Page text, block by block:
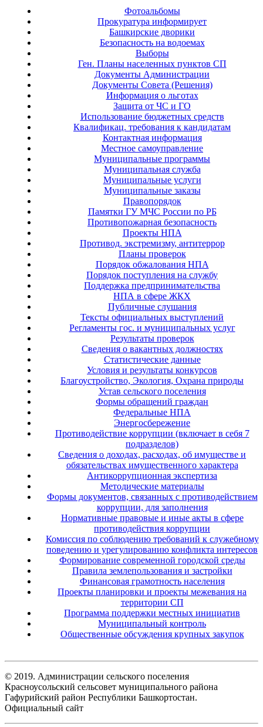
Фотоальбомы
Прокуратура информирует
Башкирские дворики
Безопасность на водоемах
Выборы
Ген. Планы населенных пунктов СП
Документы Администрации
Документы Совета (Решения)
Информация о льготах
Защита от ЧС и ГО
Использование бюджетных средств
Квалификац. требования к кандидатам
Контактная информация
Местное самоуправление
Муниципальные программы
Муниципальная служба
Муниципальные услуги
Муниципальные заказы
Правопорядок
Памятки ГУ МЧС России по РБ
Противопожарная безопасность
Проекты НПА
Противод. экстремизму, антитеррор
Планы проверок
Порядок обжалования НПА
Порядок поступления на службу
Поддержка предпринимательства
НПА в сфере ЖКХ
Публичные слушания
Тексты официальных выступлений
Регламенты гос. и муниципальных услуг
Результаты проверок
Сведения о вакантных должностях
Статистические данные
Условия и результаты конкурсов
Благоустройство, Экология, Охрана природы
Устав сельского поселения
Формы обращений граждан
Федеральные НПА
Энергосбережение
Противодействие коррупции (включает в себя 7
подразделов)
Сведения о доходах, расходах, об имуществе и
обязательствах имущественного характера
Антикоррупционная экспертиза
Методические материалы
Формы документов, связанных с противодействием
коррупции, для заполнения
Нормативные правовые и иные акты в сфере
противодействия коррупции
Комиссия по соблюдению требований к служебному
поведению и урегулированию конфликта интересов
Формирование современной городской среды
Правила землепользования и застройки
Финансовая грамотность населения
Проекты планировки и проекты межевания на
территории СП
Программа поддержки местных инициатив
Муниципальный контроль
Общественные обсуждения крупных закупок
© 2019. Администрации сельского поселения
Красноусольский сельсовет муниципального района
Гафурийский район Республики Башкортостан.
Официальный сайт